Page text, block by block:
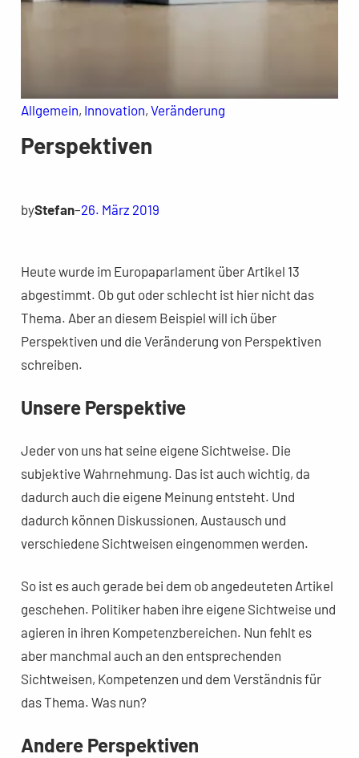
Allgemein, Innovation, Veränderung
Perspektiven
byStefan–26. März 2019
Heute wurde im Europaparlament über Artikel 13
abgestimmt. Ob gut oder schlecht ist hier nicht das
Thema. Aber an diesem Beispiel will ich über
Perspektiven und die Veränderung von Perspektiven
schreiben.
Unsere Perspektive
Jeder von uns hat seine eigene Sichtweise. Die
subjektive Wahrnehmung. Das ist auch wichtig, da
dadurch auch die eigene Meinung entsteht. Und
dadurch können Diskussionen, Austausch und
verschiedene Sichtweisen eingenommen werden.
So ist es auch gerade bei dem ob angedeuteten Artikel
geschehen. Politiker haben ihre eigene Sichtweise und
agieren in ihren Kompetenzbereichen. Nun fehlt es
aber manchmal auch an den entsprechenden
Sichtweisen, Kompetenzen und dem Verständnis für
das Thema. Was nun?
Andere Perspektiven